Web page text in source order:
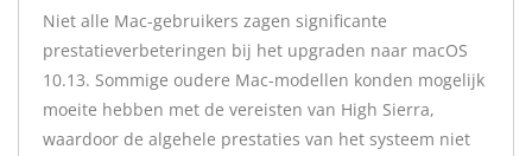
Niet alle Mac-gebruikers zagen significante
prestatieverbeteringen bij het upgraden naar macOS
10.13. Sommige oudere Mac-modellen konden mogelijk
moeite hebben met de vereisten van High Sierra,
waardoor de algehele prestaties van het systeem niet